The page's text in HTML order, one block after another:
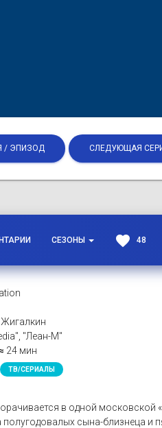
/ ЭПИЗОД СЛЕДУЮЩАЯ
СЕЗОНЫ favorite 48
"Леан-М"
24 мин
ТВ/СЕРИАЛЫ
в одной
полугодовалых сына-близнеца и